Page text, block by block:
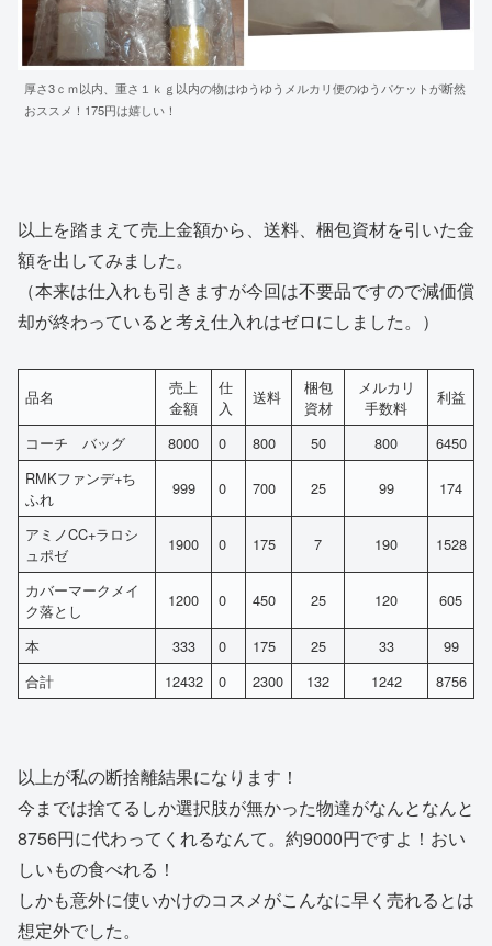
厚さ3ｃｍ以内、重さ１ｋｇ以内の物はゆうゆうメルカリ便のゆうパケットが断然
おススメ！175円は嬉しい！
以上を踏まえて売上金額から、送料、梱包資材を引いた金
額を出してみました。
（本来は仕入れも引きますが今回は不要品ですので減価償
却が終わっていると考え仕入れはゼロにしました。）
品名
売上
金額
仕
入
送料
梱包
資材
メルカリ
手数料
利益
コーチ バッグ 8000 0 800 50 800
6450
RMKファンデ+ち
ふれ
999 0 700 25 99 174
アミノCC+ラロシ
ュポゼ
1900 0 175 7 190 1528
カバーマークメイ
ク落とし
1200 0 450 25 120 605
本 333 0 175 25 33
99
合計
12432 0 2300 132 1242 8756
以上が私の断捨離結果になります！
今までは捨てるしか選択肢が無かった物達がなんとなんと
8756円に代わってくれるなんて。約9000円ですよ！おい
しいもの食べれる！
しかも意外に使いかけのコスメがこんなに早く売れるとは
想定外でした。